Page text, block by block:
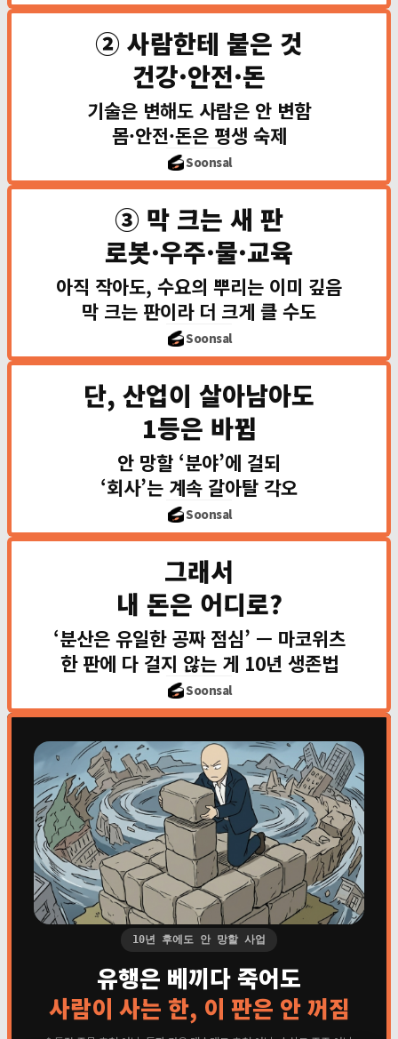
🌾 식량
대표주: 오클로·콘스텔레이션 ·
② 사람한테 붙은 것
건강·안전·돈
사람 몸·마음·지
❤️ 건강
💰 돈
대표주: 릴리·노보·유나이티드헬스
기술은 변해도 사람은 안 변함
몸·안전·돈은 평생 숙제
Soonsal
③ 막 크는 새 판
로봇·우주·물·교육
아직 작아도, 수요
🤖 로봇
💧 물 AI 데이터센터 물
🎓 교육
아직 작아도, 수요의 뿌리는 이미 깊음
막 크는 판이라 더 크게 클 수도
Soonsal
단, 산업이 살아남아도
1등은 바뀜
📱 휴대폰
안 망할 ‘분야’에 걸되
‘회사’는 계속 갈아탈 각오
Soonsal
그래서
내 돈은 어디로?
10년을 보는
이미 큰 것
핵심을 크게
지금 버는 쪽으로 버티
‘분산은 유일한 공짜 점심’ — 마코위츠
한 판에 다 걸지 않는 게 10년 생존법
Soonsal
10년 후에도 안 망할 사업
유행은 베끼다 죽어도
사람이 사는 한, 이 판은 안 꺼짐